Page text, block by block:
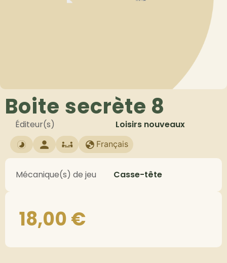
Boite secrète 8
Éditeur(s) Loisirs nouveaux
Français
Mécanique(s) de jeu Casse-tête
18,00€